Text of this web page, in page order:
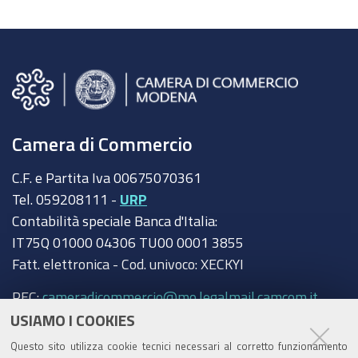
USIAMO I COOKIES
Questo sito utilizza cookie tecnici necessari al corretto funzionamento
Camera di Commercio
C.F. e Partita Iva 00675070361
Tel. 059208111 - URP
Contabilità speciale Banca d'Italia:
IT75Q 01000 04306 TU00 0001 3855
Fatt. elettronica - Cod. univoco: XECKYI
PEC:cameradicommercio@mo.legalmail.camcom.it
Trasparenza